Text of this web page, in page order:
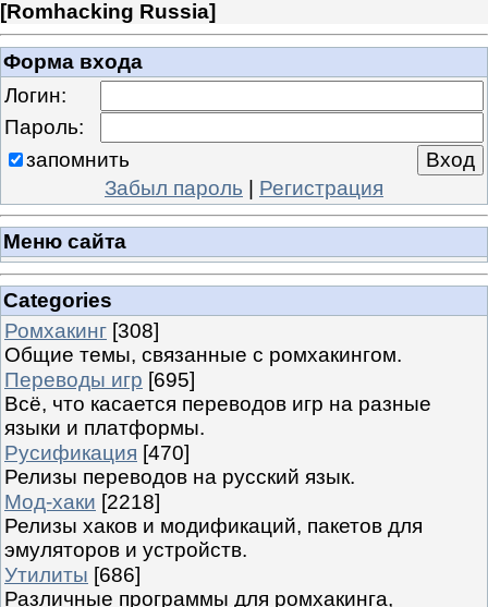
[Romhacking Russia]
Форма входа
Логин:
Пароль:
запомнить
Забыл пароль | Регистрация
Меню сайта
Categories
Ромхакинг [308]
Общие темы, связанные с ромхакингом.
Переводы игр [695]
Всё, что касается переводов игр на разные
языки и платформы.
Русификация [470]
Релизы переводов на русский язык.
Мод-хаки [2218]
Релизы хаков и модификаций, пакетов для
эмуляторов и устройств.
Утилиты [686]
Различные программы для ромхакинга,